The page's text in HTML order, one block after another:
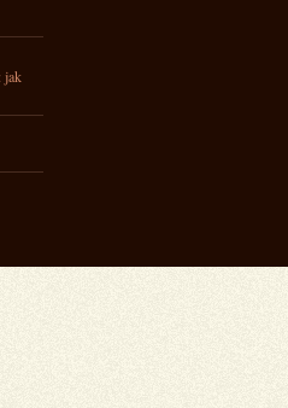
jak